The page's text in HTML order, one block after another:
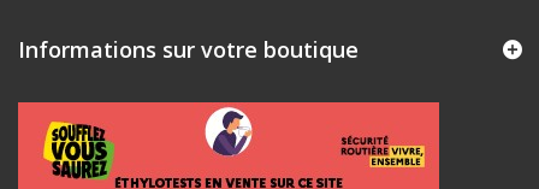
Informations sur votre boutique